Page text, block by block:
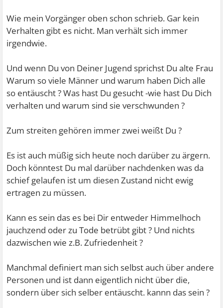
Wie mein Vorgänger oben schon schrieb. Gar kein
Verhalten gibt es nicht. Man verhält sich immer
irgendwie.
Und wenn Du von Deiner Jugend sprichst Du alte Frau
Warum so viele Männer und warum haben Dich alle
so entäuscht ? Was hast Du gesucht -wie hast Du Dich
verhalten und warum sind sie verschwunden ?
Zum streiten gehören immer zwei weißt Du ?
Es ist auch müßig sich heute noch darüber zu ärgern.
Doch könntest Du mal darüber nachdenken was da
schief gelaufen ist um diesen Zustand nicht ewig
ertragen zu müssen.
Kann es sein das es bei Dir entweder Himmelhoch
jauchzend oder zu Tode betrübt gibt ? Und nichts
dazwischen wie z.B. Zufriedenheit ?
Manchmal definiert man sich selbst auch über andere
Personen und ist dann eigentlich nicht über die,
sondern über sich selber entäuscht. kannn das sein ?